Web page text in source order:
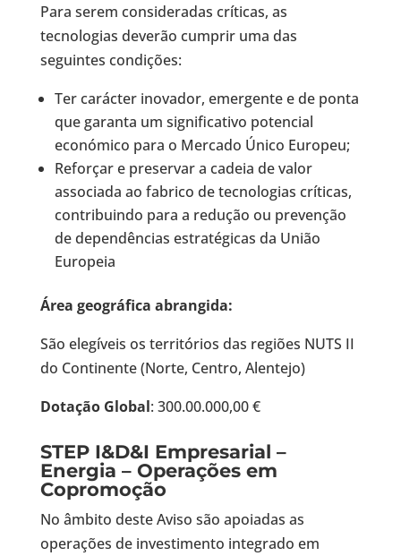
Para serem consideradas críticas, as
tecnologias deverão cumprir uma das
seguintes condições:
Ter carácter inovador, emergente e de ponta
que garanta um significativo potencial
económico para o Mercado Único Europeu;
Reforçar e preservar a cadeia de valor
associada ao fabrico de tecnologias críticas,
contribuindo para a redução ou prevenção
de dependências estratégicas da União
Europeia
Área geográfica abrangida:
São elegíveis os territórios das regiões NUTS II
do Continente (Norte, Centro, Alentejo)
Dotação Global: 300.00.000,00 €
STEP I&D&I Empresarial –
Energia – Operações em
Copromoção
No âmbito deste Aviso são apoiadas as
operações de investimento integrado em